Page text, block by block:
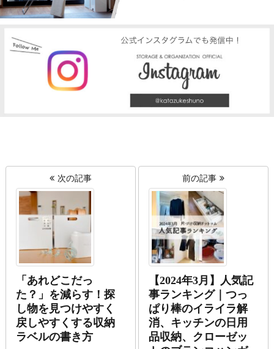
次の記事
「あれどこだっ
た？」を減らす！探
し物を見つけやすく
戻しやすくする収納
ラベルの書き方
前の記事
【2024年3月】人気記
事ランキング｜つっ
ぱり棒のイライラ解
消、キッチンの日用
品収納、クローゼッ